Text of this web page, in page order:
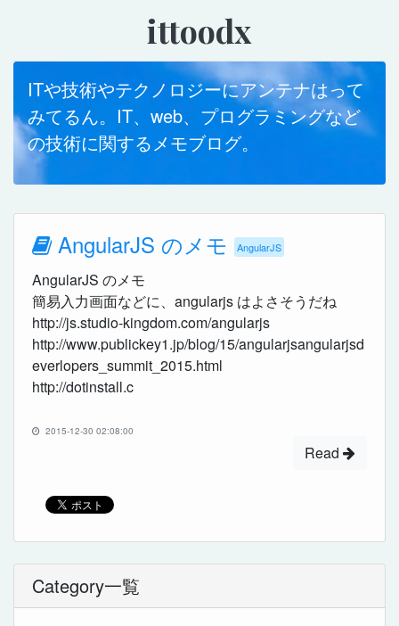
ittoodx
ITや技術やテクノロジーにアンテナはって
みてるん。IT、web、プログラミングなど
の技術に関するメモブログ。
AngularJS のメモ AngularJS
AngularJS のメモ
簡易入力画面などに、angularjs はよさそうだね
http://js.studio-kingdom.com/angularjs
http://www.publickey1.jp/blog/15/angularjsangularjsd
everlopers_summit_2015.html
http://dotinstall.c
2015-12-30 02:08:00
Read
Category一覧